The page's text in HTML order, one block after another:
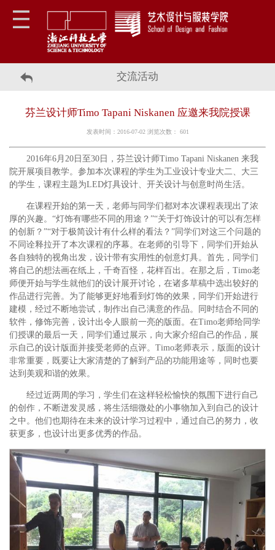
交流活动
芬兰设计师Timo Tapani Niskanen 应邀来我院授课
发表时间：2016-07-02 浏览次数： 601
2016年6月20日至30日，芬兰设计师Timo Tapani Niskanen 来我
院开展项目教学。参加本次课程的学生为工业设计专业大二、大三
的学生，课程主题为LED灯具设计、开关设计与创意时尚生活。
在课程开始的第一天，老师与同学们都对本次课程表现出了浓
厚的兴趣。“灯饰有哪些不同的用途？”“关于灯饰设计的可以有怎样
的创新？”“对于极简设计有什么样的看法？”同学们对这三个问题的
不同诠释拉开了本次课程的序幕。在老师的引导下，同学们开始从
各自独特的视角出发，设计带有实用性的创意灯具。首先，同学们
将自己的想法画在纸上，千奇百怪，花样百出。在那之后，Timo老
师便开始与学生就他们的设计展开讨论，在诸多草稿中选出较好的
作品进行完善。为了能够更好地看到灯饰的效果，同学们开始进行
建模，经过不断地尝试，制作出自己满意的作品。同时结合不同的
软件，修饰完善，设计出令人眼前一亮的版面。在Timo老师给同学
们授课的最后一天，同学们通过展示，向大家介绍自己的作品，展
示自己的设计版面并接受老师的点评。Timo老师表示，版面的设计
非常重要，既要让大家清楚的了解到产品的功能用途等，同时也要
达到美观和谐的效果。
经过近两周的学习，学生们在这样轻松愉快的氛围下进行自己
的创作，不断迸发灵感，将生活细微处的小事物加入到自己的设计
之中。他们也期待在未来的设计学习过程中，通过自己的努力，收
获更多，也设计出更多优秀的作品。